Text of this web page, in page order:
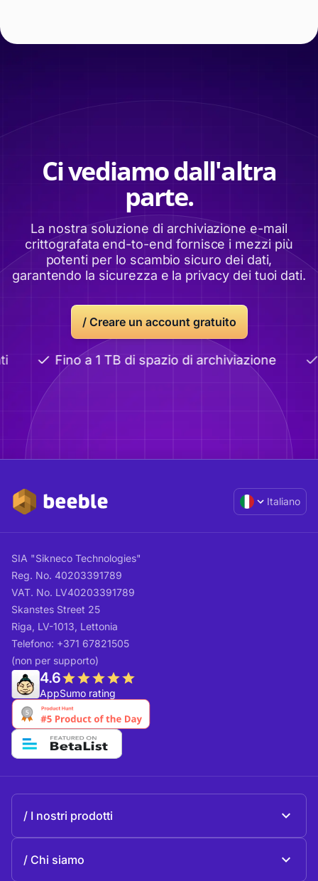
Ci vediamo dall'altra
parte.
La nostra soluzione di archiviazione e-mail
crittografata end-to-end fornisce i mezzi più
potenti per lo scambio sicuro dei dati,
garantendo la sicurezza e la privacy dei tuoi dati.
/ Creare un account gratuito
Fino a 1 TB di spazio di archiviazione
Italiano
SIA "Sikneco Technologies"
Reg. No. 40203391789
VAT. No. LV40203391789
Skanstes Street 25
Riga, LV-1013, Lettonia
Telefono: +371 67821505
(non per supporto)
4.6
AppSumo rating
I nostri prodotti
Chi siamo